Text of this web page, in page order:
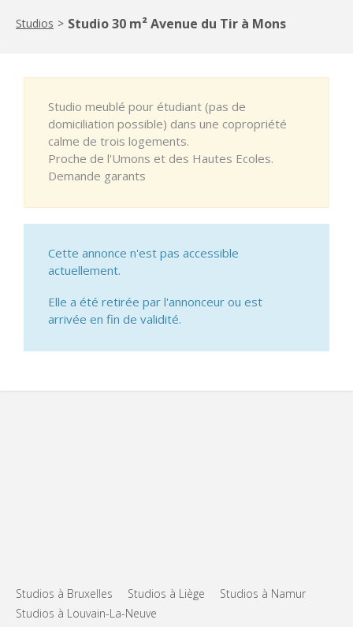
Studios > Studio 30 m² Avenue du Tir à Mons
Studio meublé pour étudiant (pas de
domiciliation possible) dans une copropriété
calme de trois logements.
Proche de l'Umons et des Hautes Ecoles.
Demande garants
Cette annonce n'est pas accessible
actuellement.
Elle a été retirée par l'annonceur ou est
arrivée en fin de validité.
Studios à Bruxelles Studios à Liège
Studios à Namur
Studios à Louvain-La-Neuve